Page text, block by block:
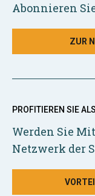
Abonnieren
ZUR
PROFITIEREN SIE
Werden Sie
Netzwerk der